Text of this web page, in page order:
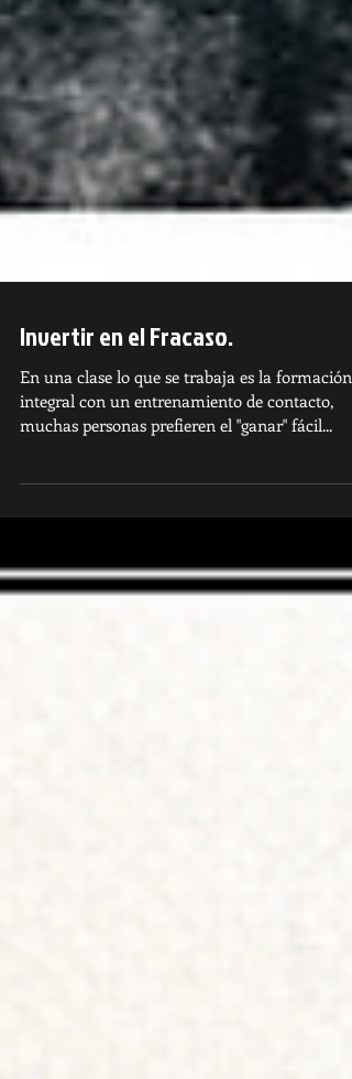
Invertir en el Fracaso.
En una clase lo que se trabaja es la formación
integral con un entrenamiento de contacto,